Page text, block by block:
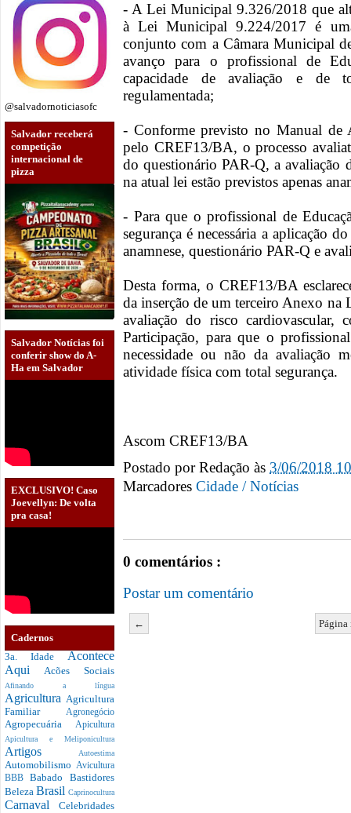
@salvadornoticiasofc
Salvador receberá
competição
internacional de
pizza
Salvador Notícias foi
conferir show do A-
Ha em Salvador
EXCLUSIVO! Caso
Joevellyn: De volta
pra casa!
Cadernos
3a. Idade Acontece
Aqui Acões Sociais
Afinando a língua
Agricultura Agricultura
Familiar Agronegócio
Agropecuária Apicultura
Apicultura e Meliponicultura
Artigos Autoestima
Automobilismo Avicultura
BBBBabado Bastidores
Beleza Brasil Caprinocultura
Carnaval Celebridades
- A Lei Municipal 9.326/2018 que
à Lei Municipal 9.224/2017 é
conjunto com a Câmara Municipal
avanço para o profissional de
capacidade de avaliação e de
regulamentada;
- Conforme previsto no Manual de
pelo CREF13/BA, o processo
do questionário PAR-Q, a avaliação
na atual lei estão previstos apenas
- Para que o profissional de
segurança é necessária a aplicação
anamnese, questionário PAR-Q e
Desta forma, o CREF13/BA
da inserção de um terceiro Anexo
avaliação do risco cardiovascular,
Participação, para que o
necessidade ou não da avaliação
atividade física com total segurança.
Ascom CREF13/BA
Postado porRedação às 3/06/2018
Marcadores Cidade / Notícias
0 comentários :
Postar um comentário
←